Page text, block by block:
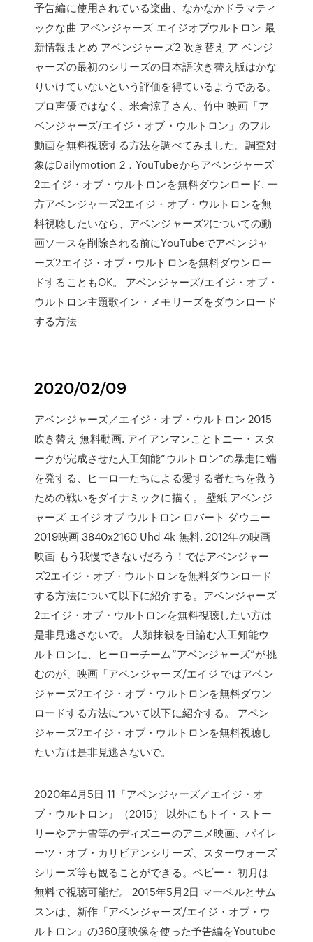
予告編に使用されている楽曲、なかなかドラマティ
ックな曲 アベンジャーズ エイジオブウルトロン 最
新情報まとめ アベンジャーズ2 吹き替え ア ベンジ
ャーズの最初のシリーズの日本語吹き替え版はかな
りいけていないという評価を得ているようである。
プロ声優ではなく、米倉涼子さん、竹中 映画「ア
ベンジャーズ/エイジ・オブ・ウルトロン」のフル
動画を無料視聴する方法を調べてみました。調査対
象はDailymotion 2．YouTubeからアベンジャーズ
2エイジ・オブ・ウルトロンを無料ダウンロード. 一
方アベンジャーズ2エイジ・オブ・ウルトロンを無
料視聴したいなら、アベンジャーズ2についての動
画ソースを削除される前にYouTubeでアベンジャ
ーズ2エイジ・オブ・ウルトロンを無料ダウンロー
ドすることもOK。 アベンジャーズ/エイジ・オブ・
ウルトロン主題歌イン・メモリーズをダウンロード
する方法
2020/02/09
アベンジャーズ／エイジ・オブ・ウルトロン 2015
吹き替え 無料動画. アイアンマンことトニー・スタ
ークが完成させた人工知能“ウルトロン”の暴走に端
を発する、ヒーローたちによる愛する者たちを救う
ための戦いをダイナミックに描く。 壁紙 アベンジ
ャーズ エイジ オブ ウルトロン ロバート ダウニー
2019映画 3840x2160 Uhd 4k 無料. 2012年の映画
映画 もう我慢できないだろう！ではアベンジャー
ズ2エイジ・オブ・ウルトロンを無料ダウンロード
する方法について以下に紹介する。アベンジャーズ
2エイジ・オブ・ウルトロンを無料視聴したい方は
是非見逃さないで。 人類抹殺を目論む人工知能ウ
ルトロンに、ヒーローチーム“アベンジャーズ”が挑
むのが、映画「アベンジャーズ/エイジ ではアベン
ジャーズ2エイジ・オブ・ウルトロンを無料ダウン
ロードする方法について以下に紹介する。 アベン
ジャーズ2エイジ・オブ・ウルトロンを無料視聴し
たい方は是非見逃さないで。
2020年4月5日 11『アベンジャーズ／エイジ・オ
ブ・ウルトロン』（2015） 以外にもトイ・ストー
リーやアナ雪等のディズニーのアニメ映画、パイレ
ーツ・オブ・カリビアンシリーズ、スターウォーズ
シリーズ等も観ることができる。ベビー・ 初月は
無料で視聴可能だ。 2015年5月2日 マーベルとサム
スンは、新作『アベンジャーズ/エイジ・オブ・ウ
ルトロン』の360度映像を使った予告編をYoutube